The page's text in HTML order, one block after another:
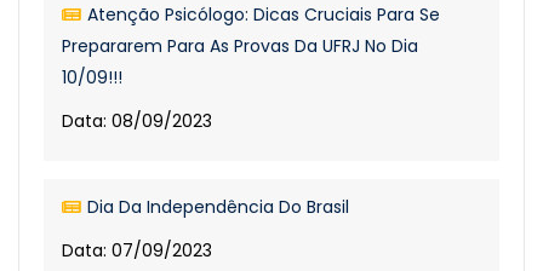
Atenção Psicólogo: Dicas Cruciais Para Se
Prepararem Para As Provas Da UFRJ No Dia
10/09!!!
Data: 08/09/2023
Dia Da Independência Do Brasil
Data: 07/09/2023